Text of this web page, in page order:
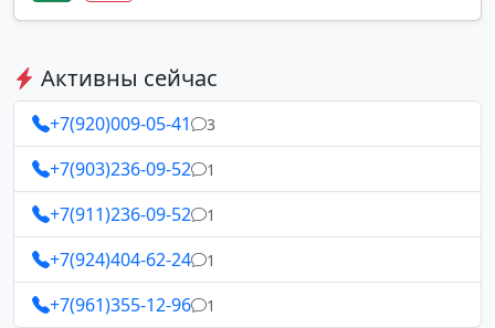
Активны сейчас
+7(920)009-05-41 3
+7(903)236-09-52 1
+7(911)236-09-52 1
+7(924)404-62-24 1
+7(961)355-12-96 1